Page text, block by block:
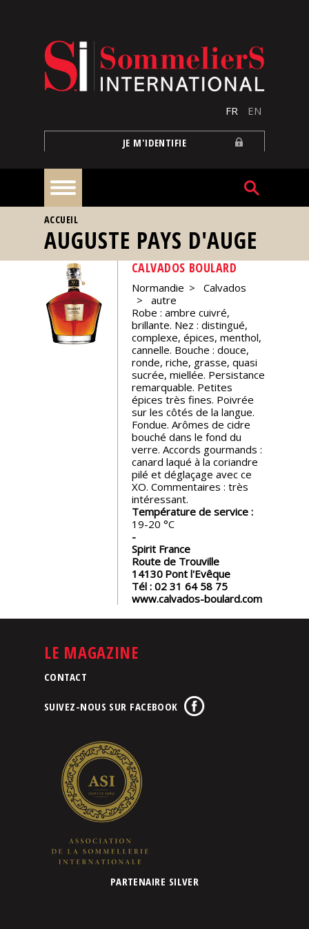
FR EN
JE M'IDENTIFIE
À
une
Reportages
Nos
événements
VOUS ÊTES ICI
ACCUEIL
AUGUSTE PAYS D'AUGE
CALVADOS BOULARD
Normandie
Calvados
autre
Robe : ambre cuivré,
brillante. Nez : distingué,
complexe, épices, menthol,
cannelle. Bouche : douce,
ronde, riche, grasse, quasi
sucrée, miellée. Persistance
remarquable. Petites
épices très fines. Poivrée
sur les côtés de la langue.
Fondue. Arômes de cidre
bouché dans le fond du
verre. Accords gourmands :
canard laqué à la coriandre
pilé et déglaçage avec ce
XO. Commentaires : très
intéressant.
Température de service :
19-20
Spirit France
Route de Trouville
14130 Pont l'Evêque
Tél : 02 31 64 58 75
www.calvados-boulard.com
LE MAGAZINE
CONTACT
SUIVEZ-NOUS SUR FACEBOOK
PARTENAIRE SILVER